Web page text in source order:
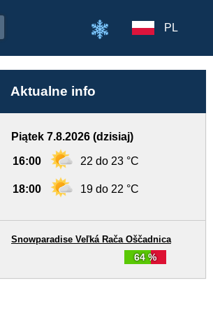
PL
Aktualne info
Piątek 7.8.2026 (dzisiaj)
16:00 22 do 23 °C
18:00 19 do 22 °C
64 %
Snowparadise Veľká Rača Oščadnica